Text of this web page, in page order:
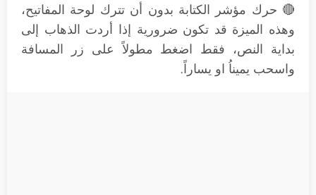
🔴 حرك مؤشر الكتابة بدون أن تترك لوحة المفاتيح،
وهذه الميزة قد تكون ضرورية إذا أردت الذهاب إلى
بداية النص، فقط اضغط مطولاً على زر المسافة
واسحب يميناُ او يساراً.